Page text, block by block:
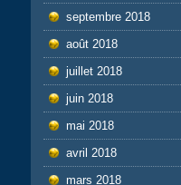
septembre 2018
août 2018
juillet 2018
juin 2018
mai 2018
avril 2018
mars 2018